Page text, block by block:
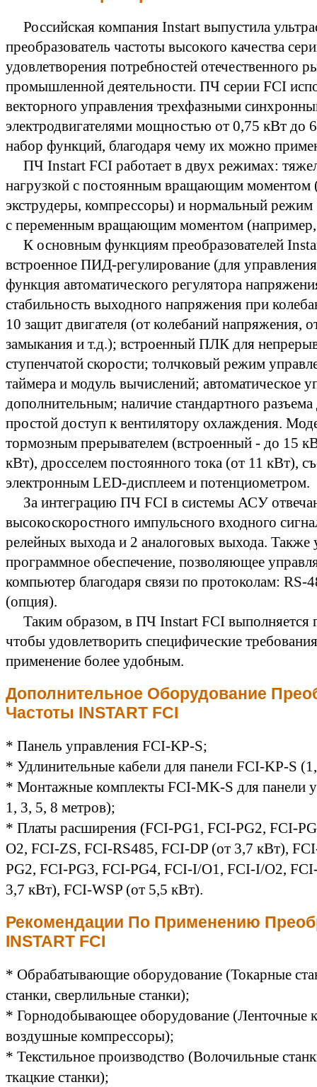
Российская компания Instart выпустила
преобразователь частоты высокого качества
удовлетворения потребностей отечественного
промышленной деятельности. ПЧ серии FCI
векторного управления трехфазными
электродвигателями мощностью от 0,75 кВт
набор функций, благодаря чему их можно
ПЧ Instart FCI работает в двух режимах:
нагрузкой с постоянным вращающим моментом
экструдеры, компрессоры) и нормальный режим
с переменным вращающим моментом (например,
К основным функциям преобразователей
встроенное ПИД-регулирование (для
функция автоматического регулятора
стабильность выходного напряжения при
10 защит двигателя (от колебаний напряжения,
замыкания и т.д.); встроенный ПЛК для
ступенчатой скорости; толчковый режим
таймера и модуль вычислений; автоматическое
дополнительным; наличие стандартного
простой доступ к вентилятору охлаждения.
тормозным прерывателем (встроенный - до 15
кВт), дросселем постоянного тока (от 11 кВт),
электронным LED-дисплеем и потенциометром.
За интеграцию ПЧ FCI в системы АСУ
высокоскоростного импульсного входного
релейных выхода и 2 аналоговых выхода. Также
программное обеспечение, позволяющее
компьютер благодаря связи по протоколам:
(опция).
Таким образом, в ПЧ Instart FCI выполняется
чтобы удовлетворить специфические требования
применение более удобным.
Дополнительное Оборудование
Частоты INSTART FCI
* Панель управления FCI-KP-S;
* Удлинительные кабели для панели FCI-KP-S
* Монтажные комплекты FCI-MK-S для панели
1, 3, 5, 8 метров);
* Платы расширения (FCI-PG1, FCI-PG2, FCI-
О2, FCI-ZS, FCI-RS485, FCI-DP (от 3,7 кВт),
PG2, FCI-PG3, FCI-PG4, FCI-I/О1, FCI-I/О2,
3,7 кВт), FCI-WSP (от 5,5 кВт).
Рекомендации По Применению
INSTART FCI
* Обрабатывающие оборудование (Токарные
станки, сверлильные станки);
* Горнодобывающее оборудование (Ленточные
воздушные компрессоры);
* Текстильное производство (Волочильные
ткацкие станки);